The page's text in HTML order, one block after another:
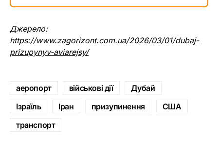
Джерело:
https://www.zagorizont.com.ua/2026/03/01/dubaj-
prizupynyv-aviarejsy/
аеропорт військові дії
Дубай
Ізраїль
Іран призупинення
США
транспорт